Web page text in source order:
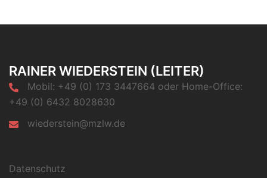
RAINER WIEDERSTEIN (LEITER)
Mobil: +49 (0) 173 3447664 oder Home-Office:
+49 (0) 6432 8028630
wiederstein@mzlw.de
Datenschutz